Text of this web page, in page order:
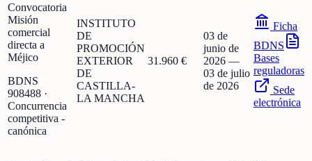
Convocatoria
Misión
comercial
directa a
Méjico
BDNS
908488 ·
Concurrencia
competitiva -
canónica
INSTITUTO
DE
PROMOCIÓN
EXTERIOR
DE
CASTILLA-
LA MANCHA
31.960 €
03 de
junio de
2026 —
03 de julio
de 2026
Ficha
BDNS
Bases
reguladoras
Sede
electrónica